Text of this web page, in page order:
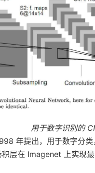
用于数字识别的
年提出，用于数字分
层在 Imagenet 上实现